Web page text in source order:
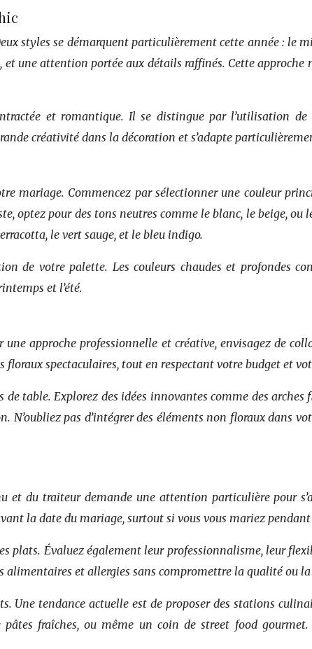
styles se démarquent particulièrement cette année : le
une attention portée aux détails raffinés. Cette
et romantique. Il se distingue par l’utilisation
créativité dans la décoration et s’adapte
mariage. Commencez par sélectionner une couleur
pour des tons neutres comme le blanc, le beige, ou
le vert sauge, et le bleu indigo.
de votre palette. Les couleurs chaudes et profondes
et l’été.
approche professionnelle et créative, envisagez de
spectaculaires, tout en respectant votre budget et
table. Explorez des idées innovantes comme des arches
pas d’intégrer des éléments non floraux dans
du traiteur demande une attention particulière pour
la date du mariage, surtout si vous vous mariez
Évaluez également leur professionnalisme, leur
et allergies sans compromettre la qualité ou
Une tendance actuelle est de proposer des stations
fraîches, ou même un coin de street food gourmet.